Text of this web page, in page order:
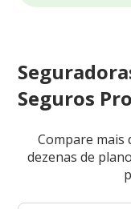
Seguros
Compare mais
dezenas de